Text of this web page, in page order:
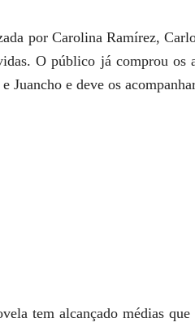
por Carolina Ramírez,
O público já comprou os
e deve os
tem alcançado médias